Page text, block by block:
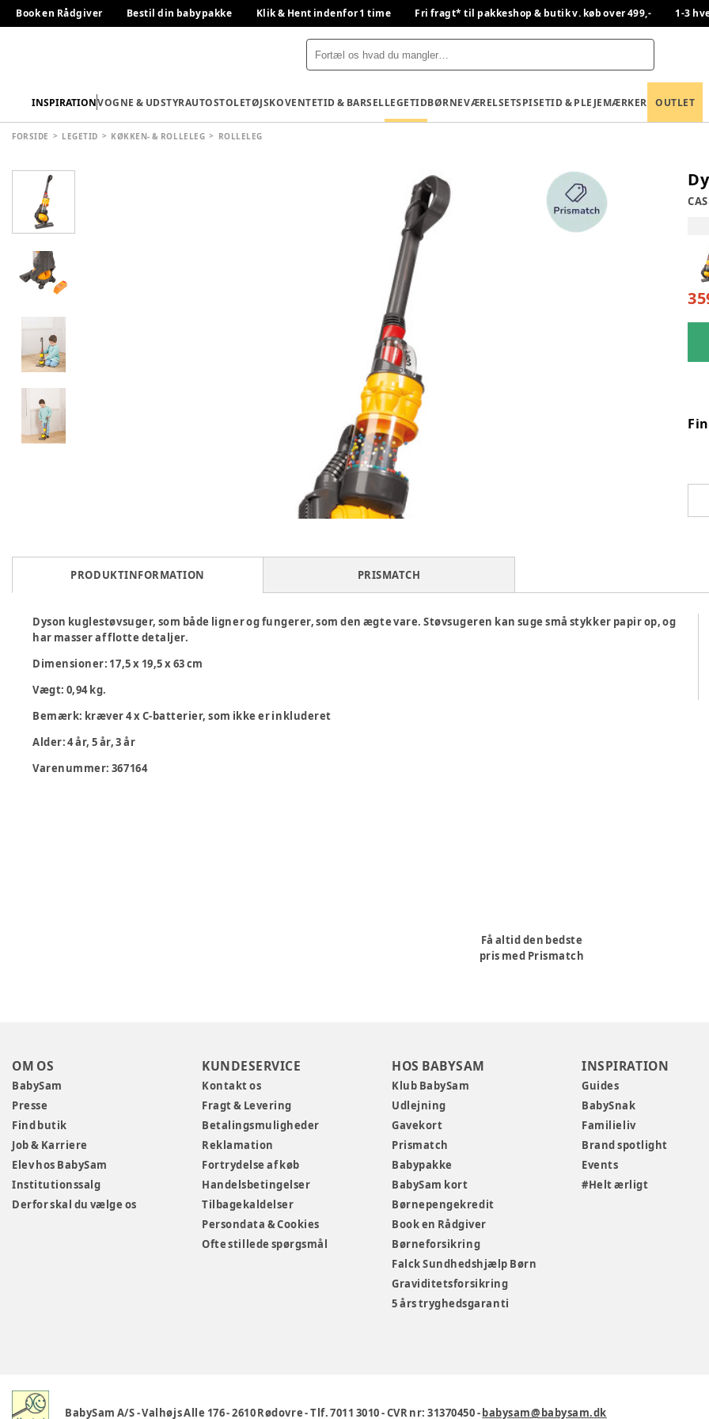
Book en Rådgiver Bestil din babypakke Klik & Hent indenfor 1 time Fri fragt* til pakkeshop & butik v. køb over 499,- 1-3
INSPIRATIONVOGNE & UDSTYRAUTOSTOLETØJSKOVENTETID & BARSELLEGETIDBØRNEVÆRELSETSPISETID & PLEJEMÆRKER OUTLET
FORSIDE LEGETID KØKKEN- & ROLLELEG ROLLELEG
PRODUKTINFORMATION PRISMATCH
Dyson kuglestøvsuger, som både ligner og fungerer, som den ægte vare. Støvsugeren kan suge små stykker papir op, og
har masser af flotte detaljer.
Dimensioner: 17,5 x 19,5 x 63 cm
Vægt: 0,94 kg.
Bemærk: kræver 4 x C-batterier, som ikke er inkluderet
Alder:4 år, 5 år, 3 år
Varenummer: 367164
Få altid den bedste
pris med Prismatch
OM OS
BabySam
Presse
Find butik
Job & Karriere
Elev hos BabySam
Institutionssalg
Derfor skal du vælge os
KUNDESERVICE
Kontakt os
Fragt & Levering
Betalingsmuligheder
Reklamation
Fortrydelse af køb
Handelsbetingelser
Tilbagekaldelser
Persondata & Cookies
Ofte stillede spørgsmål
HOS BABYSAM
Klub BabySam
Udlejning
Gavekort
Prismatch
Babypakke
BabySam kort
Børnepengekredit
Book en Rådgiver
Børneforsikring
Falck Sundhedshjælp Børn
Graviditetsforsikring
5 års tryghedsgaranti
INSPIRATION
Guides
BabySnak
Familieliv
Brand spotlight
Events
#Helt ærligt
BabySam A/S-Valhøjs Alle 176-2610 Rødovre-Tlf. 7011 3010-CVR nr: 31370450-babysam@babysam.dk